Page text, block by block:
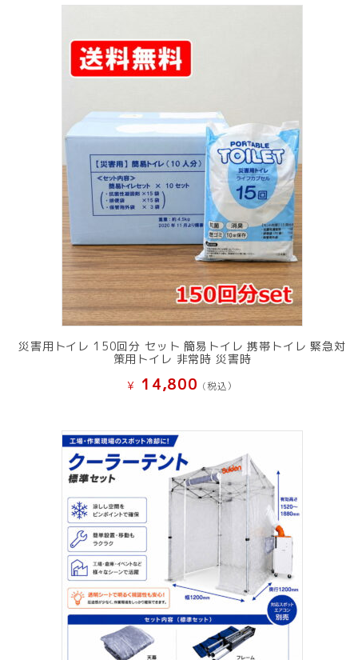
災害用トイレ 150回分 セット 簡易トイレ 携帯トイレ 緊急対
策用トイレ 非常時 災害時
¥ 14,800 (税込）